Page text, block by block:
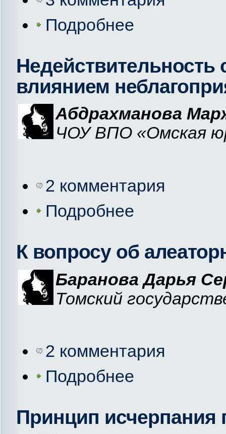
Подробнее
влиянием
Абдрахманова
ЧОУ ВПО «Омская
2 комментария
Подробнее
К вопросу об
Баранова Дарья
Томский
2 комментария
Подробнее
Принцип исчерпания